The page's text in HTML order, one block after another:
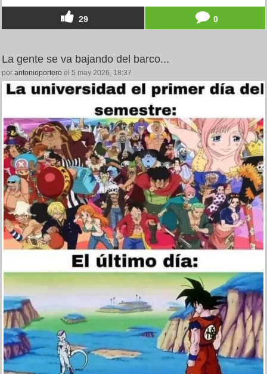
29 0
La gente se va bajando del barco...
por antonioportero el 5 may 2026, 18:37